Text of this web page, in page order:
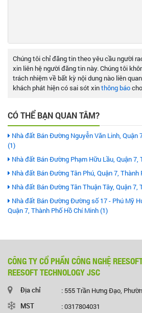
Chúng tôi chỉ đăng tin theo yêu cầu người
xin liên hệ người đăng tin này. Chúng tôi
trách nhiệm về bất kỳ nội dung nào liên
khách phát hiện có sai sót xinthông báo
CÓ THỂ BẠN QUAN TÂM?
Nhà đất Bán Đường Nguyễn Văn Linh, Quận
(1)
Nhà đất Bán Đường Phạm Hữu Lầu, Quận 7,
Nhà đất Bán Đường Tân Phú, Quận 7, Thành
Nhà đất Bán Đường Tân Thuận Tây, Quận 7,
Nhà đất Bán Đường Đường số 17 - Phú Mỹ
Quận 7, Thành Phố Hồ Chí Minh (1)
CÔNG TY CỔ PHẦN CÔNG NGHỆ
REESOFT TECHNOLOGY JSC
Địa chỉ
: 555 Trần Hưng Đạo,
MST
: 0317804031